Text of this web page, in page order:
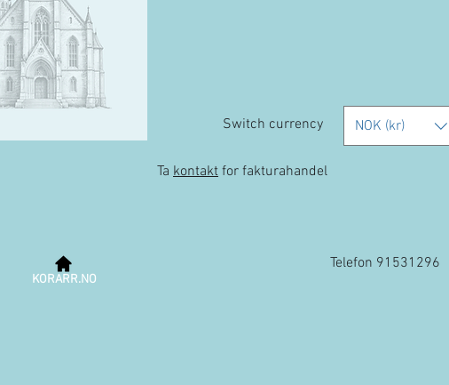
NOK (kr)
Switch currency
Ta kontakt for fakturahandel
KORARR.NO
Telefon 91531296